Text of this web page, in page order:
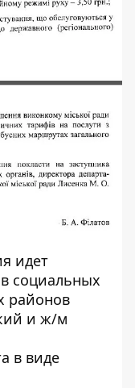
идет
социальных
районов
и ж/м
в виде